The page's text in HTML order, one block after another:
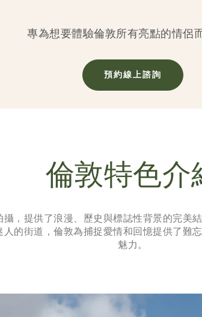
專為想要體驗倫敦所有亮點的情侶
預約線上諮詢
倫敦特色介
攝，提供了浪漫、歷史與標誌性背景的完美
人的街道，倫敦為捕捉愛情和回憶提供了難
魅力。